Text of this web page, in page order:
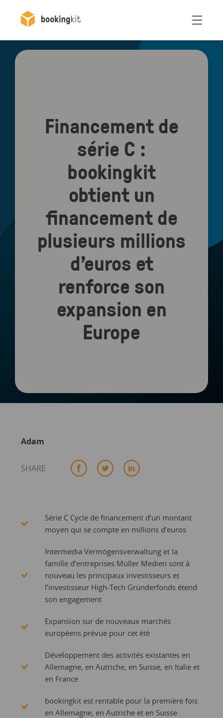
Financement de
série C :
bookingkit
obtient un
financement de
plusieurs millions
d’euros et
renforce son
expansion en
Europe
Adam
SHARE
Série C Cycle de financement d’un montant
moyen qui se compte en millions d’euros
Intermedia Vermögensverwaltung et la
famille d’entreprises Müller Medien sont à
nouveau les principaux investisseurs et
l’investisseur High-Tech Gründerfonds étend
son engagement
Expansion sur de nouveaux marchés
européens prévue pour cet été
Développement des activités existantes en
Allemagne, en Autriche, en Suisse, en Italie et
en France
bookingkit est rentable pour la première fois
en Allemagne, en Autriche et en Suisse